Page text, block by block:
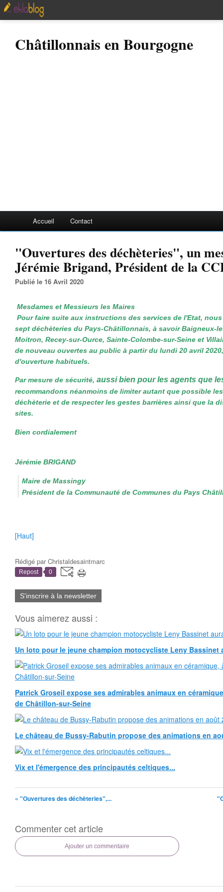
Châtillonnais en Bourgogne
Accueil Contact
"Ouvertures des déchèteries", un
Jérémie Brigand, Président de la
Publié le 16 Avril 2020
Mesdames et Messieurs les Maires
Pour faire suite aux instructions des services de l'Etat,
sept déchèteries du Pays-Châtillonnais, à savoir Baigneux-
Moitron, Recey-sur-Ource, Sainte-Colombe-sur-Seine et
de nouveau ouvertes au public à partir du lundi 20 avril
d'ouverture habituels.
Par mesure de sécurité, aussi bien pour les agents que
recommandons néanmoins de limiter autant que possible
déchèterie et de respecter les gestes barrières ainsi que la
sites.
Bien cordialement
Jérémie BRIGAND
Maire de Massingy
Président de la Communauté de Communes du Pays
[Haut]
Rédigé parChristaldesaintmarc
Repost 0
S'inscrire à la newsletter
Vous aimerez aussi :
Un loto pour le jeune champion motocycliste Leny Bassinet
Patrick Groseil expose ses admirables animaux en
de Châtillon-sur-Seine
Le château de Bussy-Rabutin propose des animations en
Vix et l'émergence des principautés celtiques...
« "Ouvertures des déchèteries",...
Commenter cet article
Ajouter un commentaire